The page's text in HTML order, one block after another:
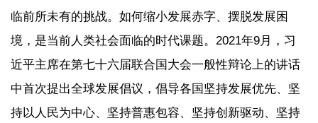
临前所未有的挑战。如何缩小发展赤字、摆脱发展困
境，是当前人类社会面临的时代课题。2021年9月，习
近平主席在第七十六届联合国大会一般性辩论上的讲话
中首次提出全球发展倡议，倡导各国坚持发展优先、坚
持以人民为中心、坚持普惠包容、坚持创新驱动、坚持